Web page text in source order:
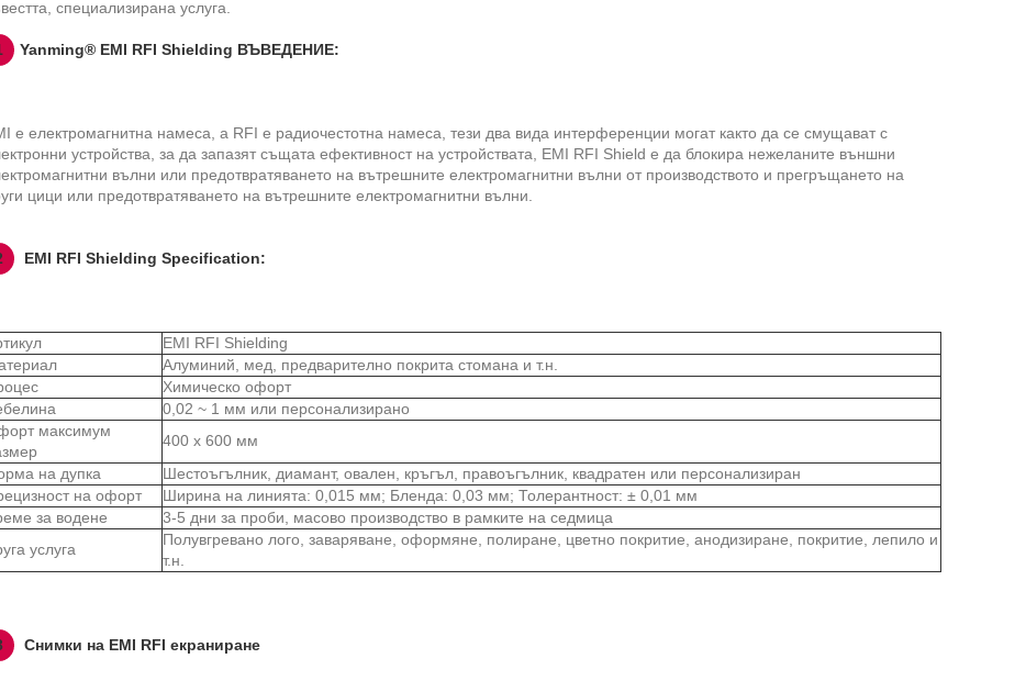
специализирана услуга.
Yanming® EMI RFI Shielding ВЪВЕДЕНИЕ:
е електромагнитна намеса, а RFI е радиочестотна намеса, тези два вида интерференции могат както да се смущават с
устройства, за да запазят същата ефективност на устройствата, EMI RFI Shield е да блокира нежеланите външни
вълни или предотвратяването на вътрешните електромагнитни вълни от производството и прегръщането на
цици или предотвратяването на вътрешните електромагнитни вълни.
EMI RFI Shielding Specification:
EMI RFI Shielding
Алуминий, мед, предварително покрита стомана и т.н.
Химическо офорт
0,02 ~ 1 мм или персонализирано
максимум
400 х 600 мм
на дупка
Шестоъгълник, диамант, овален, кръгъл, правоъгълник, квадратен или персонализиран
на офорт
Ширина на линията: 0,015 мм; Бленда: 0,03 мм; Толерантност: ± 0,01 мм
за водене
3-5 дни за проби, масово производство в рамките на седмица
услуга
Полувгревано лого, заваряване, оформяне, полиране, цветно покритие, анодизиране, покритие, лепило и
т.н.
Снимки на EMI RFI екраниране